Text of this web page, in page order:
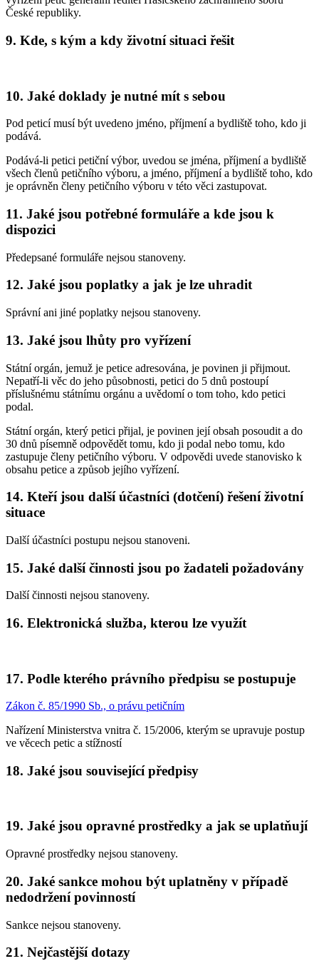
České republiky.
9. Kde, s kým a kdy životní situaci řešit
10. Jaké doklady je nutné mít s sebou
Pod peticí musí být uvedeno jméno, příjmení a bydliště toho, kdo ji
podává.
Podává-li petici petiční výbor, uvedou se jména, příjmení a bydliště
všech členů petičního výboru, a jméno, příjmení a bydliště toho, kdo
je oprávněn členy petičního výboru v této věci zastupovat.
11. Jaké jsou potřebné formuláře a kde jsou k
dispozici
Předepsané formuláře nejsou stanoveny.
12. Jaké jsou poplatky a jak je lze uhradit
Správní ani jiné poplatky nejsou stanoveny.
13. Jaké jsou lhůty pro vyřízení
Státní orgán, jemuž je petice adresována, je povinen ji přijmout.
Nepatří-li věc do jeho působnosti, petici do 5 dnů postoupí
příslušnému státnímu orgánu a uvědomí o tom toho, kdo petici
podal.
Státní orgán, který petici přijal, je povinen její obsah posoudit a do
30 dnů písemně odpovědět tomu, kdo ji podal nebo tomu, kdo
zastupuje členy petičního výboru. V odpovědi uvede stanovisko k
obsahu petice a způsob jejího vyřízení.
14. Kteří jsou další účastníci (dotčení) řešení životní
situace
Další účastníci postupu nejsou stanoveni.
15. Jaké další činnosti jsou po žadateli požadovány
Další činnosti nejsou stanoveny.
16. Elektronická služba, kterou lze využít
17. Podle kterého právního předpisu se postupuje
Zákon č. 85/1990 Sb., o právu petičním
Nařízení Ministerstva vnitra č. 15/2006, kterým se upravuje postup
ve věcech petic a stížností
18. Jaké jsou související předpisy
19. Jaké jsou opravné prostředky a jak se uplatňují
Opravné prostředky nejsou stanoveny.
20. Jaké sankce mohou být uplatněny v případě
nedodržení povinností
Sankce nejsou stanoveny.
21. Nejčastější dotazy